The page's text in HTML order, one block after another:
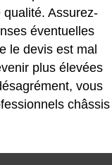
qualité. Assurez-
éventuelles
le devis est mal
plus élevées
vous
châssis